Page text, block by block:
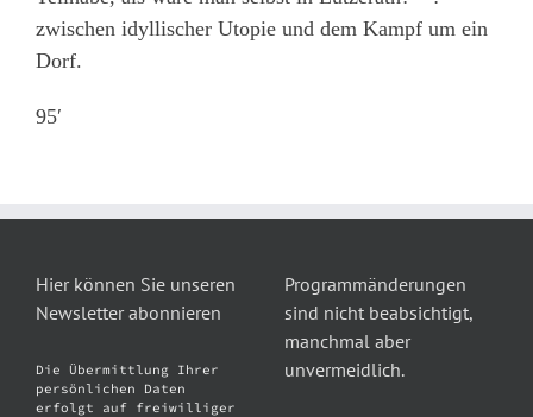
zwischen idyllischer Utopie und dem Kampf um ein
Dorf.
95′
Hier können Sie unseren
Newsletter abonnieren
Die Übermittlung Ihrer
persönlichen Daten
erfolgt auf freiwilliger
Programmänderungen
sind nicht beabsichtigt,
manchmal aber
unvermeidlich.